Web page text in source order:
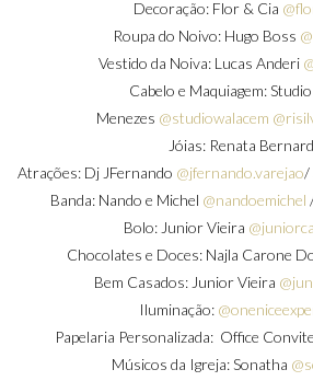
Decoração: Flor & Cia
Roupa do Noivo: Hugo Boss
Vestido da Noiva: Lucas Anderi
Cabelo e Maquiagem:
Menezes @studiowalacem
Jóias: Renata
Atrações: Dj JFernando @jfernando.varejao/
Banda: Nando e Michel @nandoemichel
Bolo: Junior Vieira
Chocolates e Doces: Najla Carone
Bem Casados: Junior Vieira
Iluminação:
Papelaria Personalizada: Office
Músicos da Igreja: Sonatha